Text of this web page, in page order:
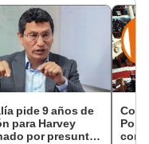
pide 9 años de
para Harvey
por presunta